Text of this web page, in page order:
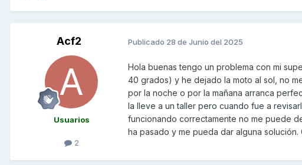
Acf2
Usuarios
2
Publicado 28 de Junio del 2025
Hola buenas tengo un problema con mi
40 grados) y he dejado la moto al sol, no
por la noche o por la mañana arranca
la lleve a un taller pero cuando fue a
funcionando correctamente no me puede
ha pasado y me pueda dar alguna solución.